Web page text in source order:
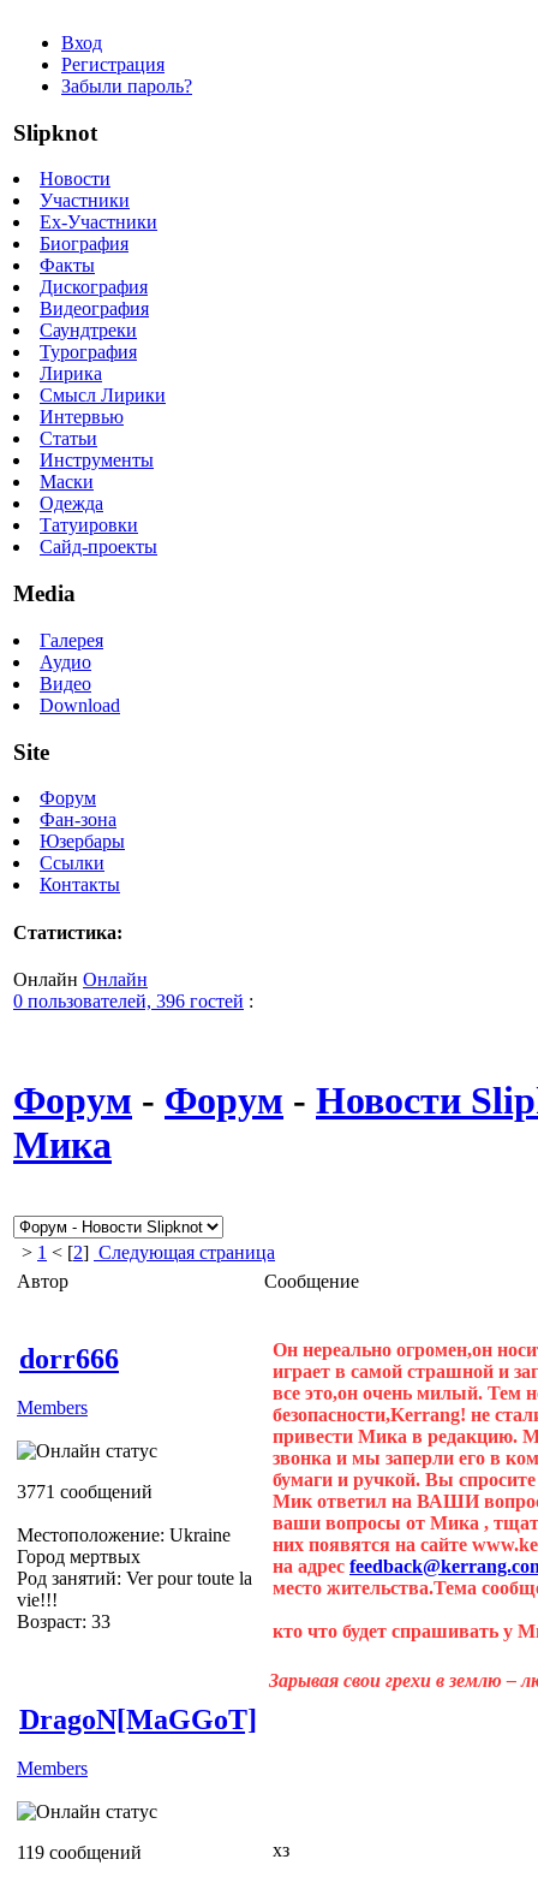
Вход
Регистрация
Забыли пароль?
Slipknot
Новости
Участники
Ex-Участники
Биография
Факты
Дискография
Видеография
Саундтреки
Турография
Лирика
Смысл Лирики
Интервью
Статьи
Инструменты
Маски
Одежда
Татуировки
Сайд-проекты
Media
Галерея
Аудио
Видео
Download
Site
Форум
Фан-зона
Юзербары
Ссылки
Контакты
Статистика:
Онлайн Онлайн
0 пользователей, 396 гостей :
Форум - Форум - Новости
Мика
> 1 < [2] Следующая страница
Автор
Сообщение
dorr666
Members
3771 сообщений
Местоположение: Ukraine
Город мертвых
Род занятий: Ver pour toute la
vie!!!
Возраст: 33
Он нереально огромен,он
играет в самой страшной и
все это,он очень милый. Тем
безопасности,Kerrang! не
привести Мика в редакцию.
звонка и мы заперли его в
бумаги и ручкой. Вы
Мик ответил на ВАШИ
ваши вопросы от Мика ,
них появятся на сайте
на адрес
место жительства.Тема
кто что будет спрашивать у
Зарывая свои грехи в землю –
DragoN[MaGGoT]
Members
119 сообщений хз